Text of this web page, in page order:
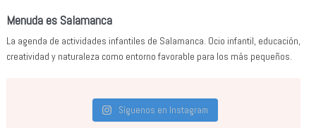
Menuda es Salamanca
La agenda de actividades infantiles de Salamanca. Ocio infantil, educación,
creatividad y naturaleza como entorno favorable para los más pequeños.
Síguenos en Instagram